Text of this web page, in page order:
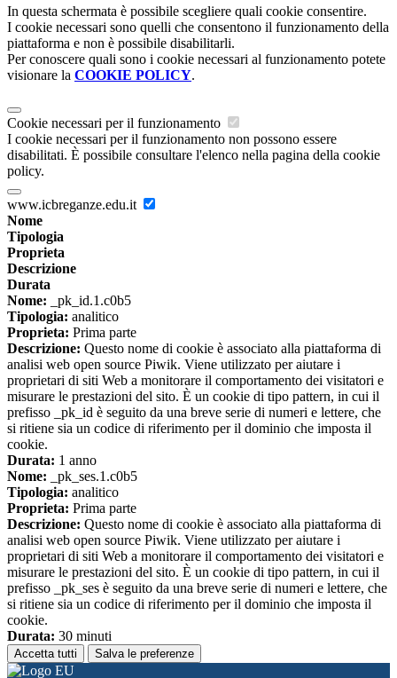
In questa schermata è possibile scegliere quali cookie consentire.
I cookie necessari sono quelli che consentono il funzionamento della
piattaforma e non è possibile disabilitarli.
Per conoscere quali sono i cookie necessari al funzionamento potete
visionare la COOKIE POLICY.
Cookie necessari per il funzionamento
I cookie necessari per il funzionamento non possono essere
disabilitati. È possibile consultare l'elenco nella pagina della cookie
policy.
www.icbreganze.edu.it
Nome
Tipologia
Proprieta
Descrizione
Durata
Nome: _pk_id.1.c0b5
Tipologia: analitico
Proprieta: Prima parte
Descrizione: Questo nome di cookie è associato alla piattaforma di
analisi web open source Piwik. Viene utilizzato per aiutare i
proprietari di siti Web a monitorare il comportamento dei visitatori e
misurare le prestazioni del sito. È un cookie di tipo pattern, in cui il
prefisso _pk_id è seguito da una breve serie di numeri e lettere, che
si ritiene sia un codice di riferimento per il dominio che imposta il
cookie.
Durata: 1 anno
Nome: _pk_ses.1.c0b5
Tipologia: analitico
Proprieta: Prima parte
Descrizione: Questo nome di cookie è associato alla piattaforma di
analisi web open source Piwik. Viene utilizzato per aiutare i
proprietari di siti Web a monitorare il comportamento dei visitatori e
misurare le prestazioni del sito. È un cookie di tipo pattern, in cui il
prefisso _pk_ses è seguito da una breve serie di numeri e lettere, che
si ritiene sia un codice di riferimento per il dominio che imposta il
cookie.
Durata: 30 minuti
Accetta tutti Salva le preferenze